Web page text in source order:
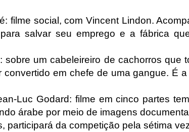
filme social, com Vincent Lindon.
salvar seu emprego e a fábrica
um cabeleireiro de cachorros que
em chefe de uma gangue. É a
Luc Godard: filme em cinco partes
árabe por meio de imagens
participará da competição pela sétima